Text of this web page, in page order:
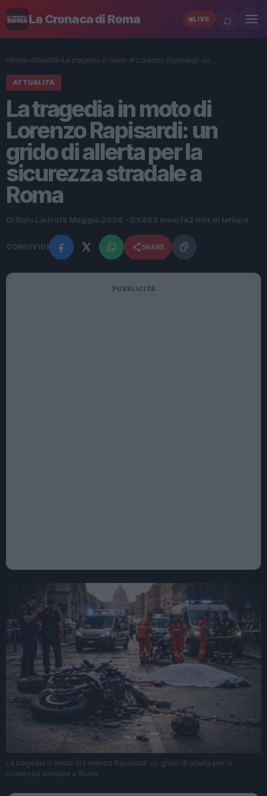
La Cronaca di Roma LIVE ⌕
Home› Attualità› La tragedia in moto di Lorenzo Rapisardi: un…
ATTUALITÀ
La tragedia in moto di
Lorenzo Rapisardi: un
grido di allerta per la
sicurezza stradale a
Roma
Di Italo Lauro 15 Maggio 2026 - 01:483 mesi fa2 min di lettura
CONDIVIDI SHARE
PUBBLICITÀ
La tragedia in moto di Lorenzo Rapisardi: un grido di allerta per la
sicurezza stradale a Roma